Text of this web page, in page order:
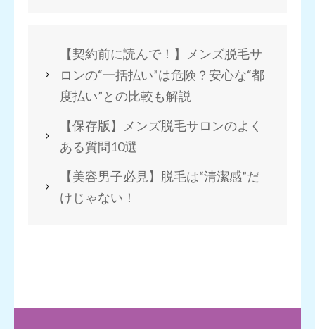
【契約前に読んで！】メンズ脱毛サ
ロンの“一括払い”は危険？安心な“都
度払い”との比較も解説
【保存版】メンズ脱毛サロンのよく
ある質問10選
【美容男子必見】脱毛は“清潔感”だ
けじゃない！